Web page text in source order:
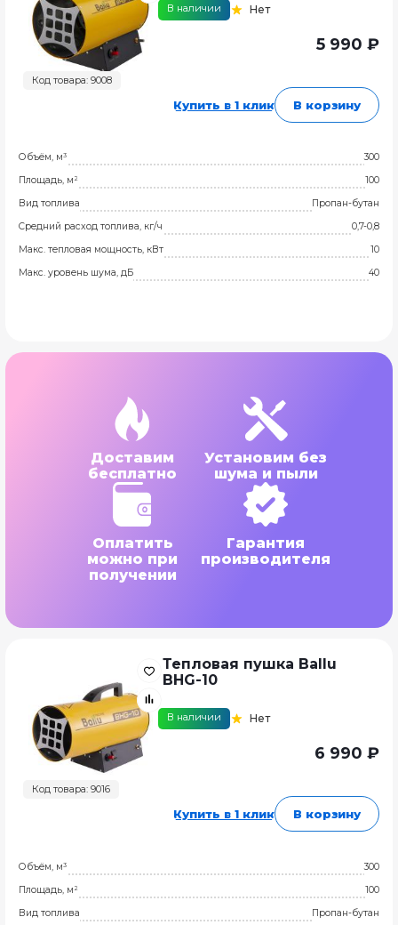
Код товара: 9008
В наличии Нет
5 990 ₽
Купить в 1 клик В корзину
Объём, м³
300
Площадь, м²
100
Вид топлива
Пропан-бутан
Средний расход топлива, кг/ч
0,7-0,8
Макс. тепловая мощность, кВт
10
Макс. уровень шума, дБ
40
Доставим
бесплатно
Установим без
шума и пыли
Оплатить
можно при
получении
Гарантия
производителя
Код товара: 9016
Тепловая пушка Ballu
BHG-10
В наличии Нет
6 990 ₽
Купить в 1 клик В корзину
Объём, м³
300
Площадь, м²
100
Вид топлива
Пропан-бутан